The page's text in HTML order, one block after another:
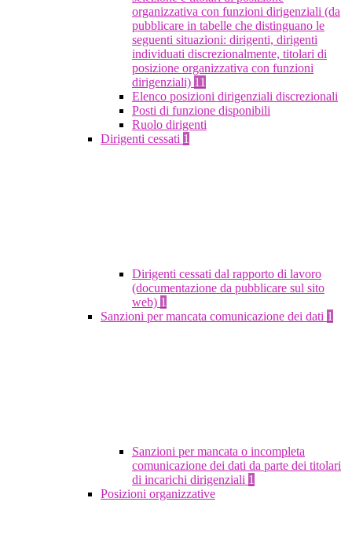
organizzativa con funzioni dirigenziali (da
pubblicare in tabelle che distinguano le
seguenti situazioni: dirigenti, dirigenti
individuati discrezionalmente, titolari di
posizione organizzativa con funzioni
dirigenziali) 11
Elenco posizioni dirigenziali discrezionali
Posti di funzione disponibili
Ruolo dirigenti
Dirigenti cessati 1
Dirigenti cessati dal rapporto di lavoro
(documentazione da pubblicare sul sito
web) 1
Sanzioni per mancata comunicazione dei dati 1
Sanzioni per mancata o incompleta
comunicazione dei dati da parte dei titolari
di incarichi dirigenziali 1
Posizioni organizzative